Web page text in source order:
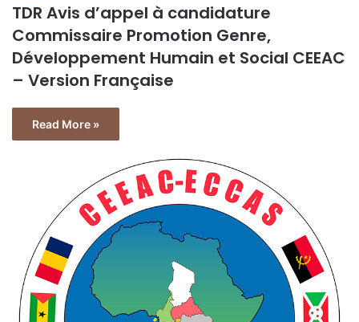
TDR Avis d’appel à candidature
Commissaire Promotion Genre,
Développement Humain et Social CEEAC
– Version Française
Read More »